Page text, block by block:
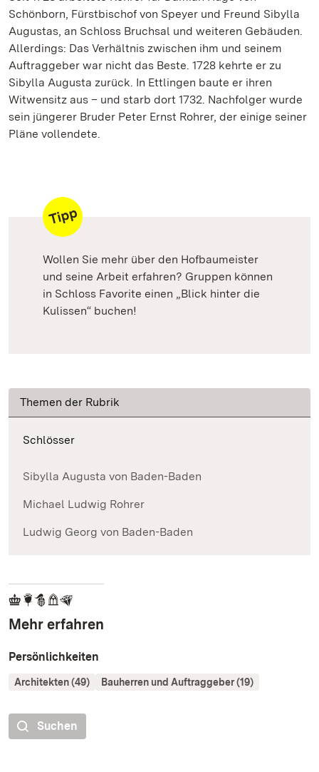
Schönborn, Fürstbischof von Speyer und Freund Sibylla
Augustas, an Schloss Bruchsal und weiteren Gebäuden.
Allerdings: Das Verhältnis zwischen ihm und seinem
Auftraggeber war nicht das Beste. 1728 kehrte er zu
Sibylla Augusta zurück. In Ettlingen baute er ihren
Witwensitz aus – und starb dort 1732. Nachfolger wurde
sein jüngerer Bruder Peter Ernst Rohrer, der einige seiner
Pläne vollendete.
Wollen Sie mehr über den Hofbaumeister
und seine Arbeit erfahren? Gruppen können
in Schloss Favorite einen „Blick hinter die
Kulissen“ buchen!
Themen der Rubrik
Schlösser
Sibylla Augusta von Baden-Baden
Michael Ludwig Rohrer
Ludwig Georg von Baden-Baden
Mehr erfahren
Persönlichkeiten
Architekten (49) Bauherren und Auftraggeber (19)
Suchen